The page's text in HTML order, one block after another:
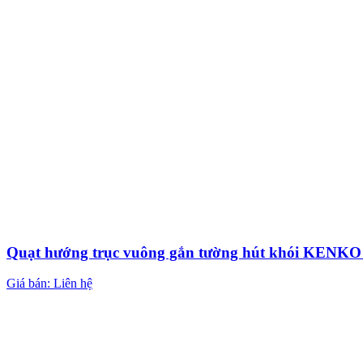
Quạt hướng trục vuông gắn tường hút khói
Giá bán: Liên hệ